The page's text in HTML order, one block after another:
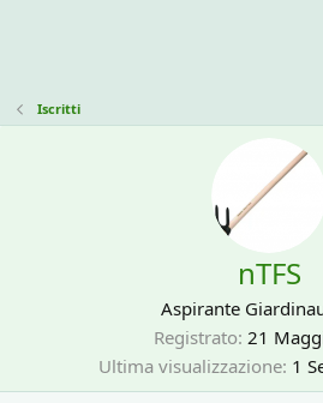
Iscritti
nTFS
Aspirante
Registrato 21
Ultima visualizzazione 1